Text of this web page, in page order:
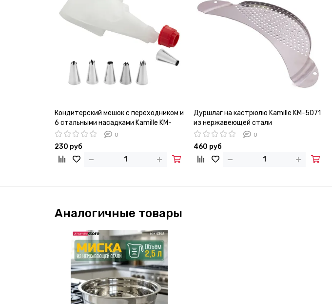
Кондитерский мешок с переходником и
6 стальными насадками Kamille KM-
7779
0
230 руб
Дуршлаг на кастрюлю Kamille KM-5071
из нержавеющей стали
0
460 руб
Аналогичные товары